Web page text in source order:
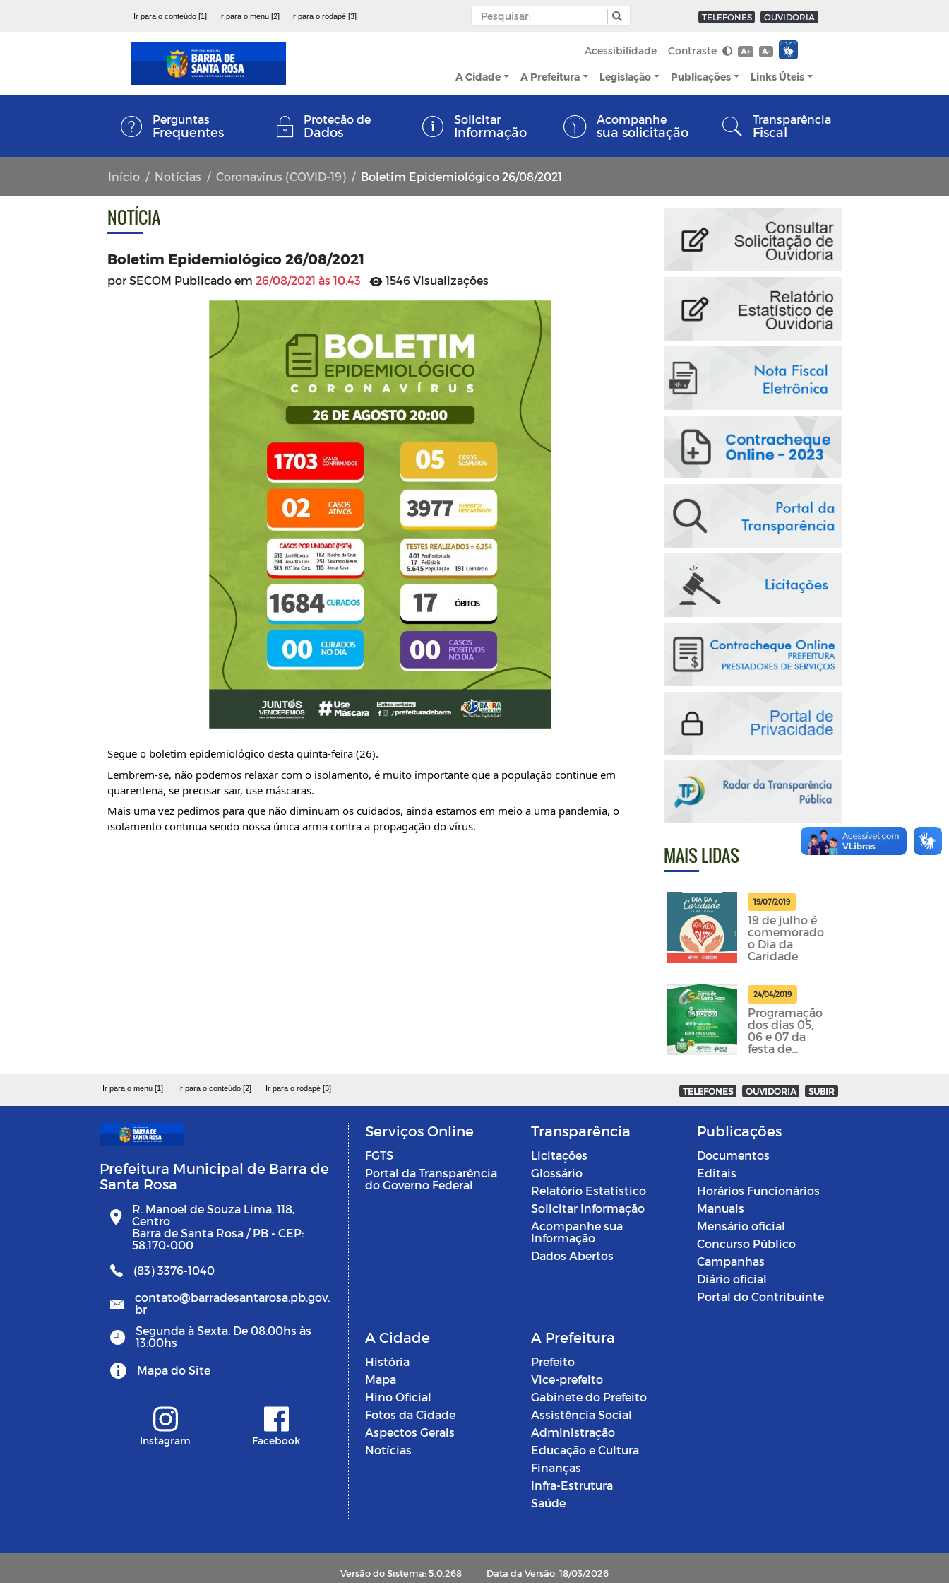
Ir para o conteúdo [1] Ir para o menu [2] Ir para o rodapé [3] TELEFONES OUVIDORIA
Acessibilidade Contraste A+ A-
A Cidade A Prefeitura Legislação Publicações Links Úteis
Perguntas
Frequentes
Proteção de
Dados
Solicitar
Informação
Acompanhe
sua solicitação
Transparência
Fiscal
Início Notícias Coronavírus (COVID-19) Boletim Epidemiológico 26/08/2021
NOTÍCIA
Boletim Epidemiológico 26/08/2021
por SECOM Publicado em 26/08/2021 às 10:43 1546 Visualizações
Segue o boletim epidemiológico desta quinta-feira (26).
Lembrem-se, não podemos relaxar com o isolamento, é muito importante que a população continue em
quarentena, se precisar sair, use máscaras.
Mais uma vez pedimos para que não diminuam os cuidados, ainda estamos em meio a uma pandemia, o
isolamento continua sendo nossa única arma contra a propagação do vírus.
MAIS LIDAS
19/07/2019
19 de julho é
comemorado
o Dia da
Caridade
24/04/2019
Programação
dos dias 05,
06 e 07 da
festa de
foram
divulgadas
Ir para o menu [1] Ir para o conteúdo [2] Ir para o rodapé [3] TELEFONES OUVIDORIA SUBIR
Prefeitura Municipal de Barra de
Santa Rosa
R. Manoel de Souza Lima, 118,
Centro
Barra de Santa Rosa / PB - CEP:
58.170-000
(83) 3376-1040
contato@barradesantarosa.pb.gov.
br
Segunda à Sexta: De 08:00hs às
13:00hs
Mapa do Site
Instagram Facebook
Serviços Online
FGTS
Portal da Transparência
do Governo Federal
Transparência
Licitações
Glossário
Relatório Estatístico
Solicitar Informação
Acompanhe sua
Informação
Dados Abertos
Publicações
Documentos
Editais
Horários Funcionários
Manuais
Mensário oficial
Concurso Público
Campanhas
Diário oficial
Portal do Contribuinte
A Cidade
História
Mapa
Hino Oficial
Fotos da Cidade
Aspectos Gerais
Notícias
A Prefeitura
Prefeito
Vice-prefeito
Gabinete do Prefeito
Assistência Social
Administração
Educação e Cultura
Finanças
Infra-Estrutura
Saúde
Versão do Sistema: 5.0.268 Data da Versão: 18/03/2026